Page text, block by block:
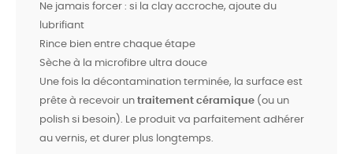
Ne jamais forcer : si la clay accroche, ajoute du
lubrifiant
Rince bien entre chaque étape
Sèche à la microfibre ultra douce
Une fois la décontamination terminée, la surface est
prête à recevoir un traitement céramique (ou un
polish si besoin). Le produit va parfaitement adhérer
au vernis, et durer plus longtemps.